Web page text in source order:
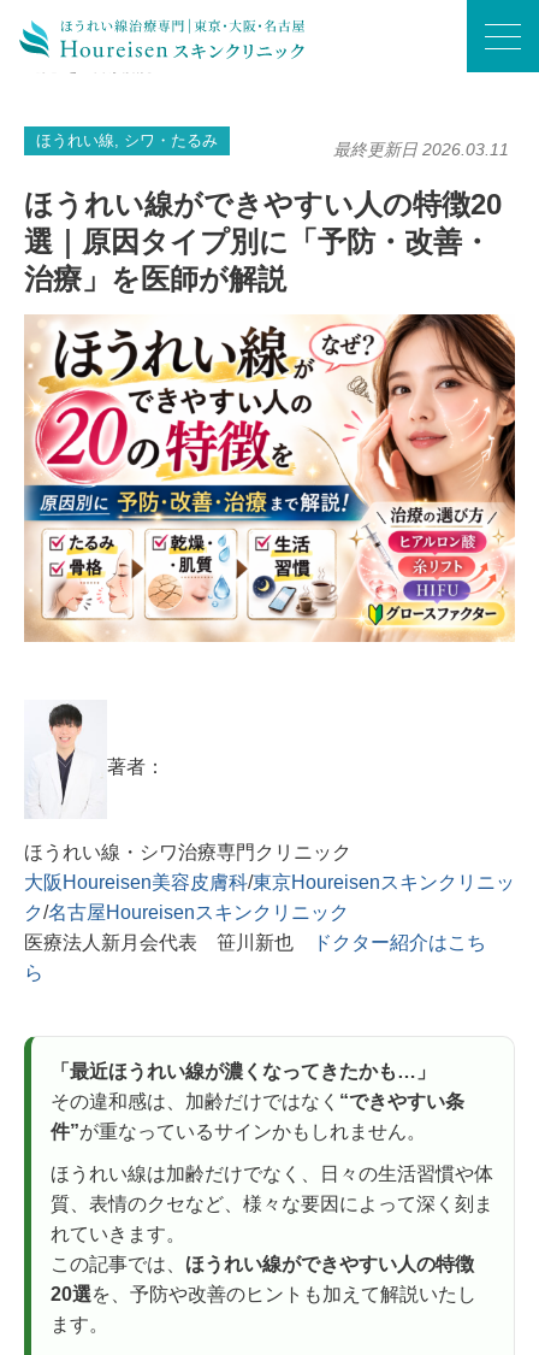
ほうれい線ができやすい人の特徴20選｜原因タイプ別に「予防・改善・治
ほうれい線, シワ・たるみ 最終更新日 2026.03.11
ほうれい線ができやすい人の特徴20
選｜原因タイプ別に「予防・改善・
治療」を医師が解説
著者：
ほうれい線・シワ治療専門クリニック
大阪Houreisen美容皮膚科/東京Houreisenスキンクリニッ
ク/名古屋Houreisenスキンクリニック
医療法人新月会代表 笹川新也
ドクター紹介はこち
ら
「最近ほうれい線が濃くなってきたかも…」
その違和感は、加齢だけではなく “できやすい条
件”が重なっているサインかもしれません。
ほうれい線は加齢だけでなく、日々の生活習慣や体
質、表情のクセなど、様々な要因によって深く刻ま
れていきます。
この記事では、 ほうれい線ができやすい人の特徴
20選を、予防や改善のヒントも加えて解説いたし
ます。